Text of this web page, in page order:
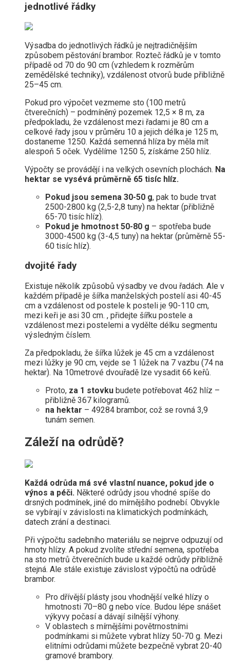
jednotlivé řádky
Výsadba do jednotlivých řádků je nejtradičnějším
způsobem pěstování brambor. Rozteč řádků je v tomto
případě od 70 do 90 cm (vzhledem k rozměrům
zemědělské techniky), vzdálenost otvorů bude přibližně
25–45 cm.
Pokud pro výpočet vezmeme sto (100 metrů
čtverečních) – podmíněný pozemek 12,5 × 8 m, za
předpokladu, že vzdálenost mezi řadami je 80 cm a
celkové řady jsou v průměru 10 a jejich délka je 125 m,
dostaneme 1250. Každá semenná hlíza by měla mít
alespoň 5 oček. Vydělíme 1250 5, získáme 250 hlíz.
Výpočty se provádějí i na velkých osevních plochách. Na
hektar se vysévá průměrně 65 tisíc hlíz.
Pokud jsou semena 30-50 g, pak to bude trvat
2500-2800 kg (2,5-2,8 tuny) na hektar (přibližně
65-70 tisíc hlíz).
Pokud je hmotnost 50-80 g – spotřeba bude
3000-4500 kg (3-4,5 tuny) na hektar (průměrně 55-
60 tisíc hlíz).
dvojité řady
Existuje několik způsobů výsadby ve dvou řadách. Ale v
každém případě je šířka manželských postelí asi 40-45
cm a vzdálenost od postele k posteli je 90-110 cm,
mezi keři je asi 30 cm. , přidejte šířku postele a
vzdálenost mezi postelemi a vydělte délku segmentu
výsledným číslem.
Za předpokladu, že šířka lůžek je 45 cm a vzdálenost
mezi lůžky je 90 cm, vejde se 1 lůžek na 7 vazbu (74 na
hektar). Na 10metrové dvouřadě lze vysadit 66 keřů.
Proto, za 1 stovku budete potřebovat 462 hlíz –
přibližně 367 kilogramů.
na hektar – 49284 brambor, což se rovná 3,9
tunám semen.
Záleží na odrůdě?
Každá odrůda má své vlastní nuance, pokud jde o
výnos a péči. Některé odrůdy jsou vhodné spíše do
drsných podmínek, jiné do mírnějšího podnebí. Obvykle
se vybírají v závislosti na klimatických podmínkách,
datech zrání a destinaci.
Při výpočtu sadebního materiálu se nejprve odpuzují od
hmoty hlízy. A pokud zvolíte střední semena, spotřeba
na sto metrů čtverečních bude u každé odrůdy přibližně
stejná. Ale stále existuje závislost výpočtů na odrůdě
brambor.
Pro dřívější plásty jsou vhodnější velké hlízy o
hmotnosti 70–80 g nebo více. Budou lépe snášet
výkyvy počasí a dávají silnější výhony.
V oblastech s mírnějšími povětrnostními
podmínkami si můžete vybrat hlízy 50-70 g. Mezi
elitními odrůdami můžete bezpečně vybrat 20-40
gramové brambory.